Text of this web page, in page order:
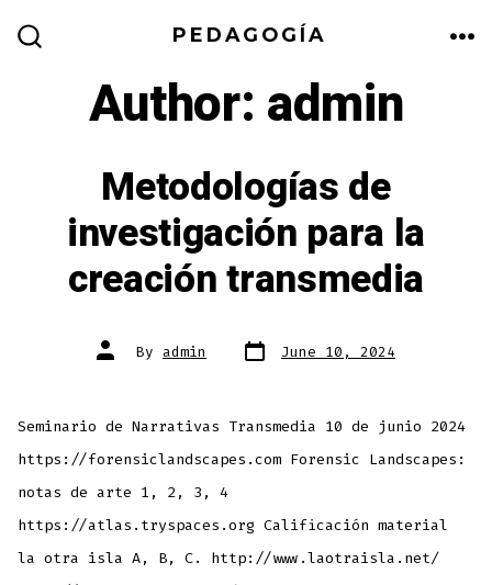
PEDAGOGÍA
Author: admin
Metodologías de
investigación para la
creación transmedia
Post
author
By admin Post
date June 10, 2024
Seminario de Narrativas Transmedia 10 de junio 2024
https://forensiclandscapes.com Forensic Landscapes:
notas de arte 1, 2, 3, 4
https://atlas.tryspaces.org Calificación material
la otra isla A, B, C. http://www.laotraisla.net/